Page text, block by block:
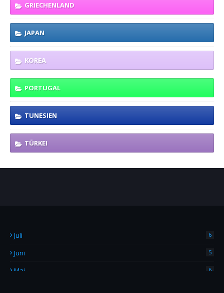
GRIECHENLAND
JAPAN
KOREA
PORTUGAL
TUNESIEN
TÜRKEI
Juli 6
Juni 5
Mai 6